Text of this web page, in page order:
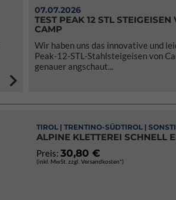
07.07.2026
TEST PEAK 12 STL STEIGEISEN
CAMP
Wir haben uns das innovative und
Peak-12-STL-Stahlsteigeisen von
genauer angschaut...
TIROL | TRENTINO-SÜDTIROL |
ALPINE KLETTEREI SCHNELL
Preis:30,80 €
(inkl. MwSt. zzgl. Versandkosten*)